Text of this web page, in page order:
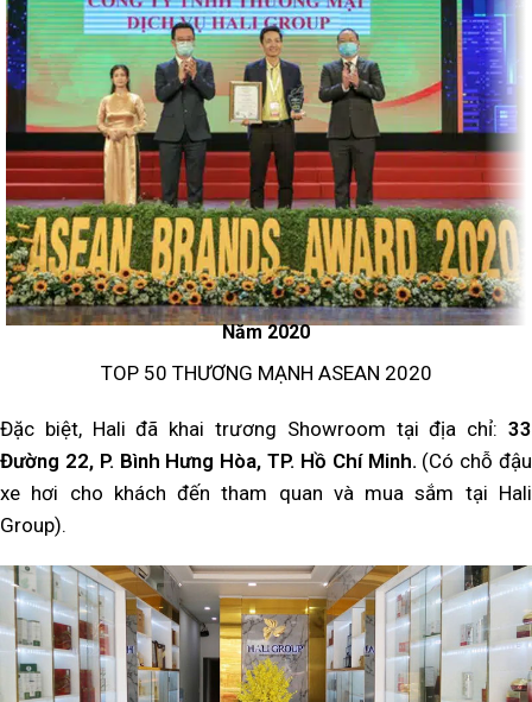
Năm 2020
TOP 50 THƯƠNG MẠNH ASEAN 2020
Đặc biệt, Hali đã khai trương Showroom tại địa chỉ: 33
Đường 22, P. Bình Hưng Hòa, TP. Hồ Chí Minh. (Có chỗ đậu
xe hơi cho khách đến tham quan và mua sắm tại Hali
Group).